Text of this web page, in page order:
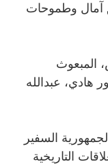
آمال وطموحات
المبعوث
هادي، عبدالله
السفير
التاريخية